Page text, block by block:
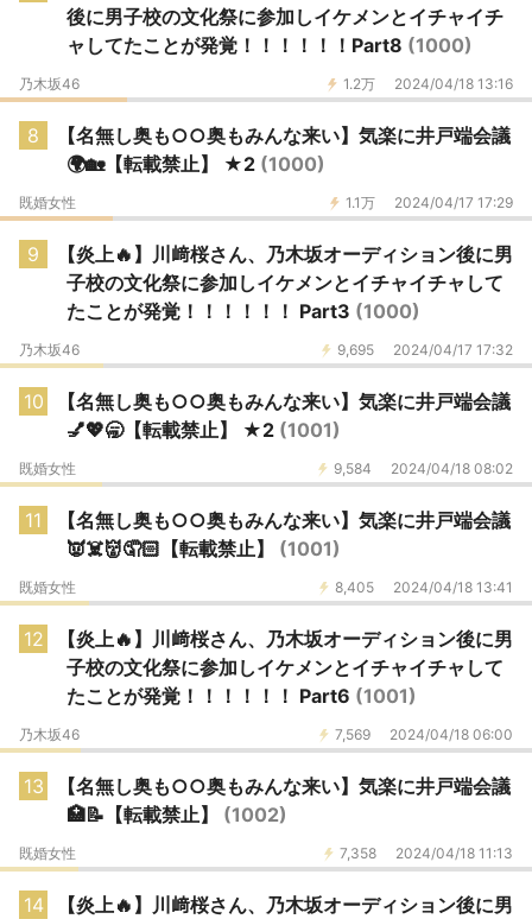
後に男子校の文化祭に参加しイケメンとイチャイチ
ャしてたことが発覚！！！！！！Part8 (1000)
1.2万 2024/04/18 13:16
乃木坂46
8
【名無し奥も○○奥もみんな来い】気楽に井戸端会議
🌍🏡【転載禁止】 ★2 (1000)
1.1万 2024/04/17 17:29
既婚女性
9
【炎上🔥】川﨑桜さん、乃木坂オーディション後に男
子校の文化祭に参加しイケメンとイチャイチャして
たことが発覚！！！！！！ Part3 (1000)
9,695 2024/04/17 17:32
乃木坂46
10
【名無し奥も○○奥もみんな来い】気楽に井戸端会議
💅💖🥱【転載禁止】 ★2 (1001)
9,584 2024/04/18 08:02
既婚女性
11
【名無し奥も○○奥もみんな来い】気楽に井戸端会議
👿☠️👹🤦🏻【転載禁止】 (1001)
8,405 2024/04/18 13:41
既婚女性
12
【炎上🔥】川﨑桜さん、乃木坂オーディション後に男
子校の文化祭に参加しイケメンとイチャイチャして
たことが発覚！！！！！！ Part6 (1001)
7,569 2024/04/18 06:00
乃木坂46
13
【名無し奥も○○奥もみんな来い】気楽に井戸端会議
🏥📝【転載禁止】 (1002)
7,358 2024/04/18 11:13
既婚女性
14
【炎上🔥】川﨑桜さん、乃木坂オーディション後に男